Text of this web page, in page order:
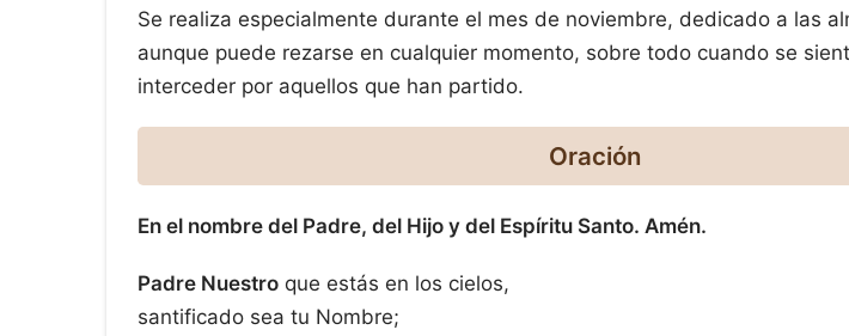
Se realiza especialmente durante el mes de noviembre, dedicado a las
aunque puede rezarse en cualquier momento, sobre todo cuando se
interceder por aquellos que han partido.
Oración
En el nombre del Padre, del Hijo y del Espíritu Santo. Amén.
Padre Nuestroque estás en los cielos,
santificado sea tu Nombre;